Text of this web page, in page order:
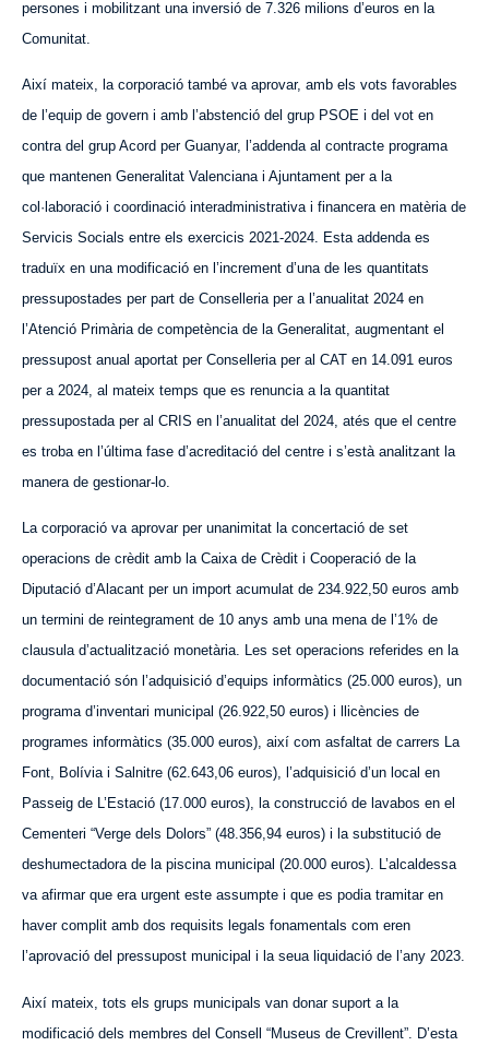
persones i mobilitzant una inversió de 7.326 milions d’euros en la
Comunitat.
Així mateix, la corporació també va aprovar, amb els vots favorables
de l’equip de govern i amb l’abstenció del grup PSOE i del vot en
contra del grup Acord per Guanyar, l’addenda al contracte programa
que mantenen Generalitat Valenciana i Ajuntament per a la
col·laboració i coordinació interadministrativa i financera en matèria de
Servicis Socials entre els exercicis 2021-2024. Esta addenda es
traduïx en una modificació en l’increment d’una de les quantitats
pressupostades per part de Conselleria per a l’anualitat 2024 en
l’Atenció Primària de competència de la Generalitat, augmentant el
pressupost anual aportat per Conselleria per al CAT en 14.091 euros
per a 2024, al mateix temps que es renuncia a la quantitat
pressupostada per al CRIS en l’anualitat del 2024, atés que el centre
es troba en l’última fase d’acreditació del centre i s’està analitzant la
manera de gestionar-lo.
La corporació va aprovar per unanimitat la concertació de set
operacions de crèdit amb la Caixa de Crèdit i Cooperació de la
Diputació d’Alacant per un import acumulat de 234.922,50 euros amb
un termini de reintegrament de 10 anys amb una mena de l’1% de
clausula d’actualització monetària. Les set operacions referides en la
documentació són l’adquisició d’equips informàtics (25.000 euros), un
programa d’inventari municipal (26.922,50 euros) i llicències de
programes informàtics (35.000 euros), així com asfaltat de carrers La
Font, Bolívia i Salnitre (62.643,06 euros), l’adquisició d’un local en
Passeig de L’Estació (17.000 euros), la construcció de lavabos en el
Cementeri “Verge dels Dolors” (48.356,94 euros) i la substitució de
deshumectadora de la piscina municipal (20.000 euros). L’alcaldessa
va afirmar que era urgent este assumpte i que es podia tramitar en
haver complit amb dos requisits legals fonamentals com eren
l’aprovació del pressupost municipal i la seua liquidació de l’any 2023.
Així mateix, tots els grups municipals van donar suport a la
modificació dels membres del Consell “Museus de Crevillent”. D’esta